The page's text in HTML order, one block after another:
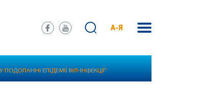
А-Я
ЕПІДЕМІЇ ВІЛ-ІНФЕКЦІЇ"